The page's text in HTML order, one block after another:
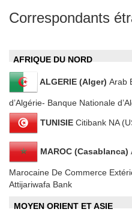
Correspondants
AFRIQUE DU NORD
ALGERIE (Alger) Arab
d’Algérie- Banque Nationale
TUNISIE Citibank NA
MAROC (Casablanca)
Marocaine De Commerce
Attijariwafa Bank
MOYEN ORIENT ET ASIE